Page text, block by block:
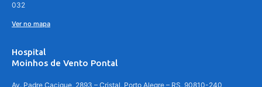
032
Ver no mapa
Hospital
Moinhos de Vento Pontal
Av. Padre Cacique, 2893 – Cristal, Porto Alegre – RS, 90810-240